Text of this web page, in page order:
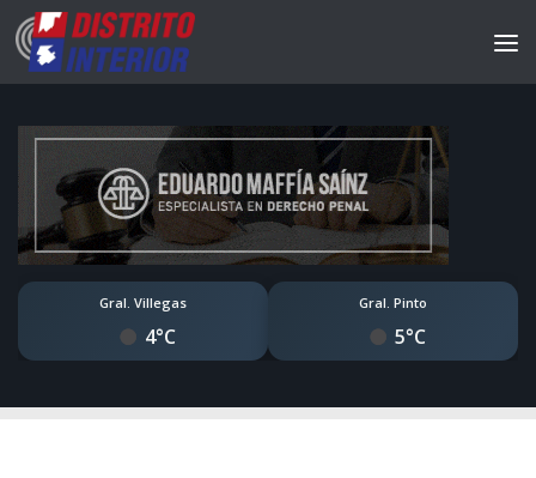
Gral. Villegas
4°C
Gral. Pinto
5°C